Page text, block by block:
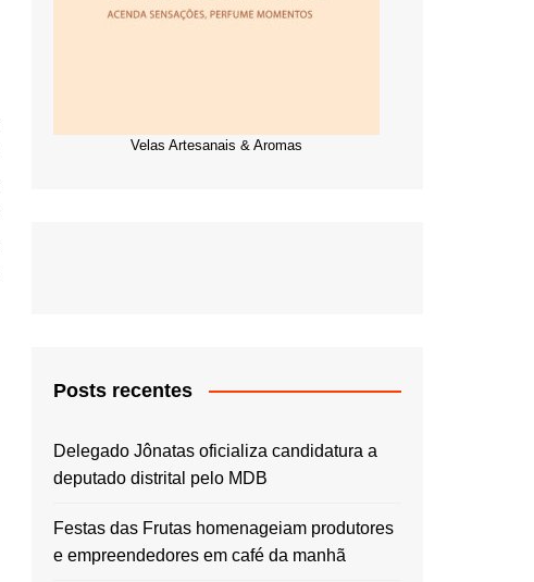
Velas Artesanais & Aromas
Posts recentes
Delegado Jônatas oficializa candidatura a
deputado distrital pelo MDB
Festas das Frutas homenageiam produtores
e empreendedores em café da manhã